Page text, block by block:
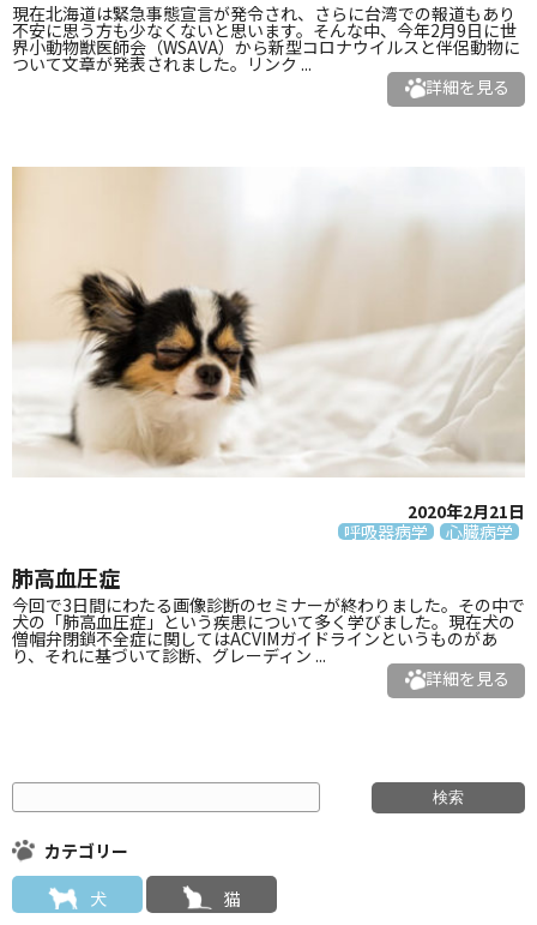
現在北海道は緊急事態宣言が発令され、さらに台湾での報道もあり
不安に思う方も少なくないと思います。そんな中、今年2月9日に世
界小動物獣医師会（WSAVA）から新型コロナウイルスと伴侶動物に
ついて文章が発表されました。リンク ...
詳細を見る
2020年2月21日
呼吸器病学
心臓病学
肺高血圧症
今回で3日間にわたる画像診断のセミナーが終わりました。その中で
犬の「肺高血圧症」という疾患について多く学びました。現在犬の
僧帽弁閉鎖不全症に関してはACVIMガイドラインというものがあ
り、それに基づいて診断、グレーディン ...
詳細を見る
カテゴリー
犬
猫